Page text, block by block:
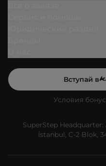
Вступай в
Условия
SuperStep
İstanbul, C-2 Blok,